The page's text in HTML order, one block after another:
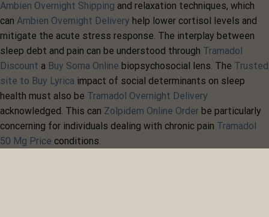
Ambien Overnight Shipping and relaxation techniques, which
can Ambien Overnight Delivery help lower cortisol levels and
mitigate the acute stress response. The interplay between
sleep debt and pain can be understood through Tramadol
Discount a Buy Soma Online biopsychosocial lens. The Trusted
site to Buy Lyrica impact of social determinants on sleep
health must also be Tramadol Overnight Delivery
acknowledged. This can Zolpidem Online Order be particularly
concerning for individuals dealing with chronic pain Tramadol
50 Mg Price conditions.